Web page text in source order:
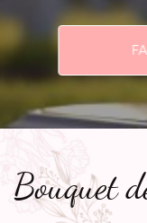
Bouquet